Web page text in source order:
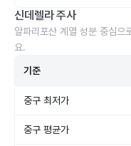
신데렐라 주사
알파리포산 계열 성분 중심으
요.
기준
중구 최저가
중구 평균가